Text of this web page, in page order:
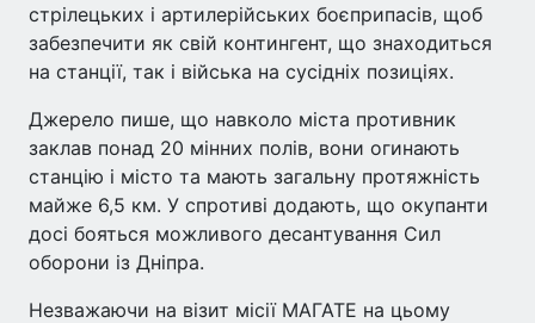
стрілецьких і артилерійських боєприпасів, щоб
забезпечити як свій контингент, що знаходиться
на станції, так і війська на сусідніх позиціях.
Джерело пише, що навколо міста противник
заклав понад 20 мінних полів, вони огинають
станцію і місто та мають загальну протяжність
майже 6,5 км. У спротиві додають, що окупанти
досі бояться можливого десантування Сил
оборони із Дніпра.
Незважаючи на візит місії МАГАТЕ на цьому